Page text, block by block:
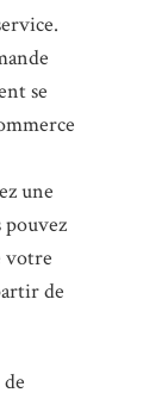
se
une
votre
de